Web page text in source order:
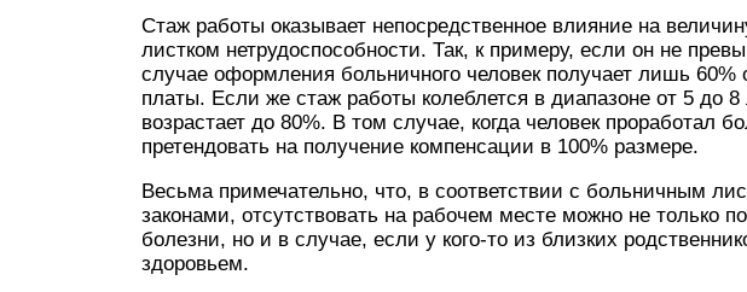
Стаж работы оказывает непосредственное влияние на
листком нетрудоспособности. Так, к примеру, если он не
случае оформления больничного человек получает лишь 60%
платы. Если же стаж работы колеблется в диапазоне от 5 до
возрастает до 80%. В том случае, когда человек проработал
претендовать на получение компенсации в 100% размере.
Весьма примечательно, что, в соответствии с больничным
законами, отсутствовать на рабочем месте можно не только
болезни, но и в случае, если у кого-то из близких
здоровьем.